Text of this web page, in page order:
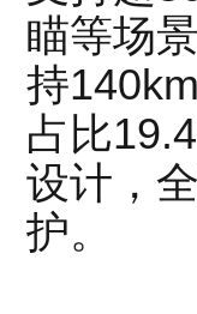
瞄等场
持
占比
设计，
护。